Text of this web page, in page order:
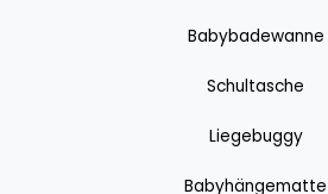
Babybadewanne
Schultasche
Liegebuggy
Babyhängematte